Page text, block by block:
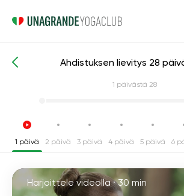
Intensiiviset joogakurssit Stressiä
Ahdistuksen lievitys 28
1 päivästä 28
1 päivä 2 päivä 3 päivä 4 päivä 5 päivä 6
Harjoittele videolla ·30 min